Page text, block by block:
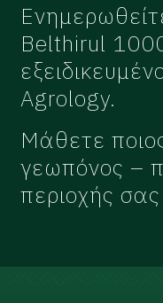
Belthirul
Agrology.
Μάθετε
γεωπόνος –
περιοχής σας